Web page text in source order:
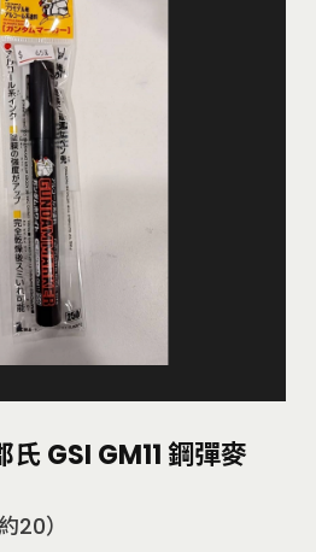
氏 GSI GM11 鋼彈麥
20）